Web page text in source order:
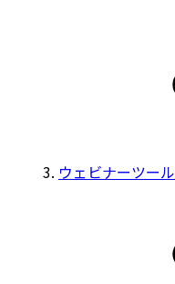
ウェビナーツール